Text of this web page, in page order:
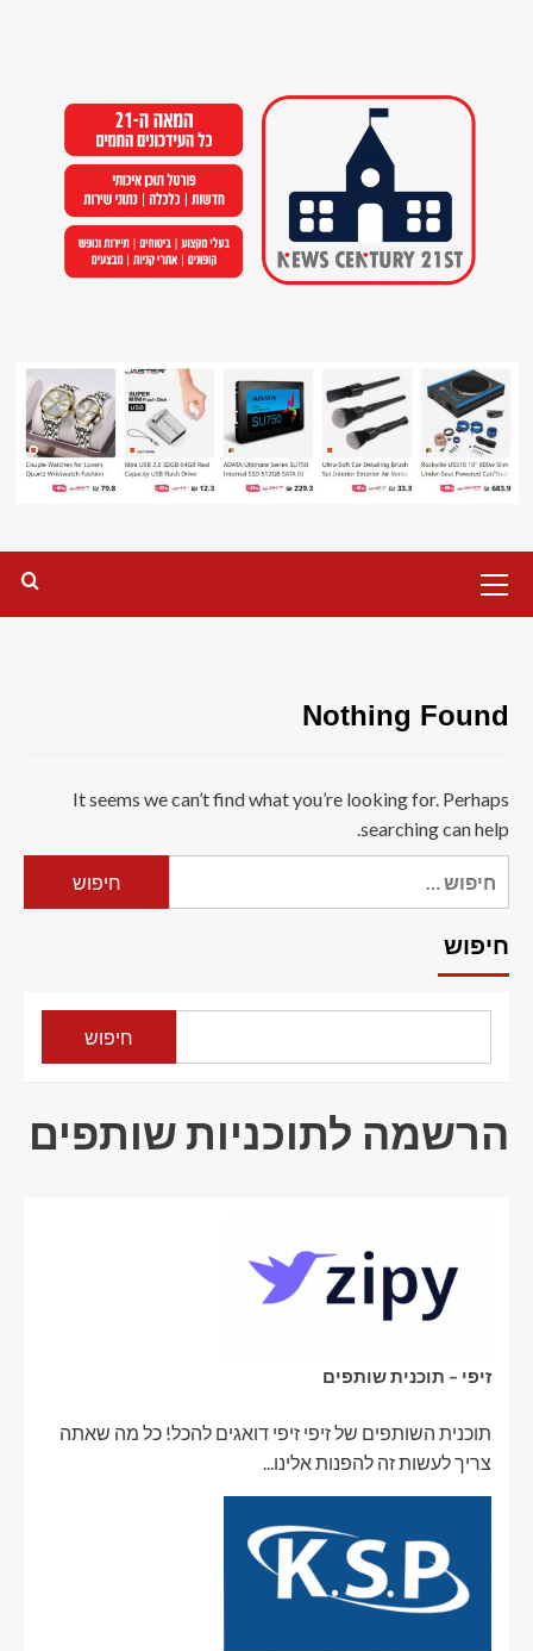
Menu
Nothing Found
It seems we can’t find what you’re looking for. Perhaps
searching can help.
חיפוש
חיפוש
הרשמה לתוכניות שותפים
זיפי – תוכנית שותפים
תוכנית השותפים של זיפי זיפי דואגים להכל! כל מה שאתה
צריך לעשות זה להפנות אלינו...